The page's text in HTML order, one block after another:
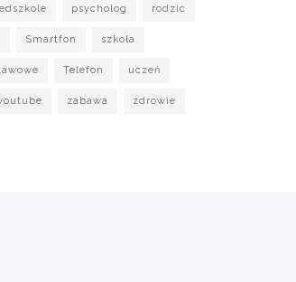
psycholog rodzic
Smartfon szkoła
Telefon uczeń
zabawa zdrowie